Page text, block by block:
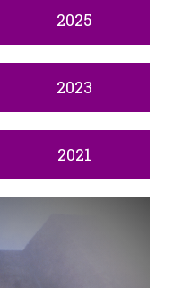
2025
2023
2021